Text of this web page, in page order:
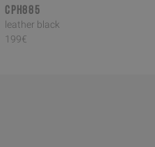
CPH885
leather black
199€